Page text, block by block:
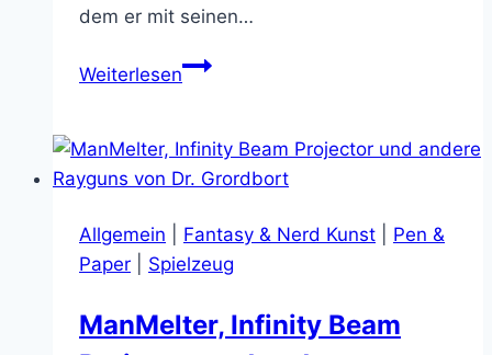
dem er mit seinen…
WeiterlesenIch
in
Ehrfurcht
meinem
Gott…
D&D
Allgemein Fantasy & Nerd Kunst
Pen &
Paper
Spielzeug
ManMelter, Infinity Beam